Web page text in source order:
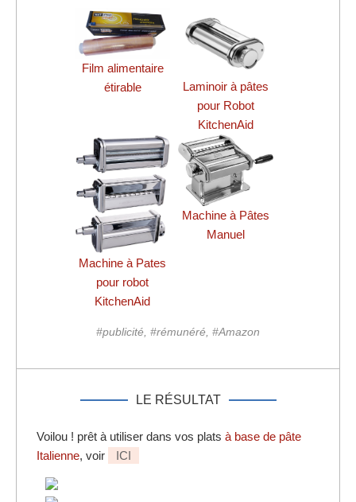
Film alimentaire
étirable
Laminoir à pâtes
pour Robot
KitchenAid
Machine à Pates
pour robot
KitchenAid
Machine à Pâtes
Manuel
#publicité, #rémunéré, #Amazon
LE RÉSULTAT
Voilou ! prêt à utiliser dans vos plats à base de pâte
Italienne, voir ICI